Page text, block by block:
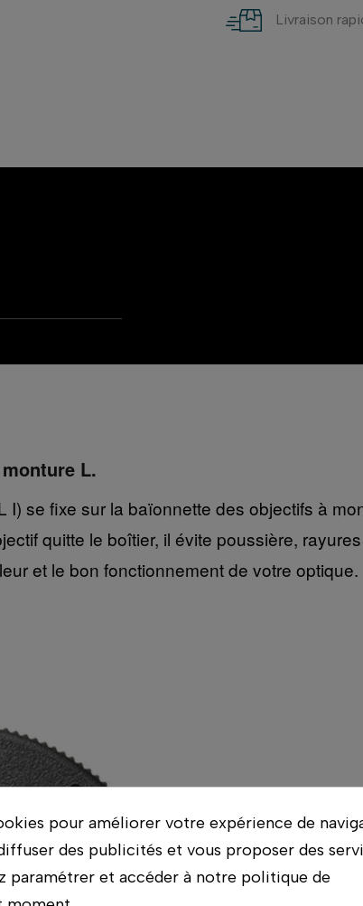
Livraison
L.
se fixe sur la baïonnette des objectifs à
quitte le boîtier, il évite poussière,
et le bon fonctionnement de votre optique.
pour améliorer votre expérience de
des publicités et vous proposer des
paramétrer et accéder à notre politique de